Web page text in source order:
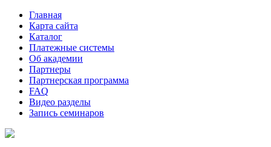
Главная
Карта сайта
Каталог
Платежные системы
Об академии
Партнеры
Партнерская программа
FAQ
Видео разделы
Запись семинаров